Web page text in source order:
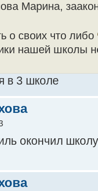
Марина,
о своих что либо
нашей школы
в 3 школе
окончил